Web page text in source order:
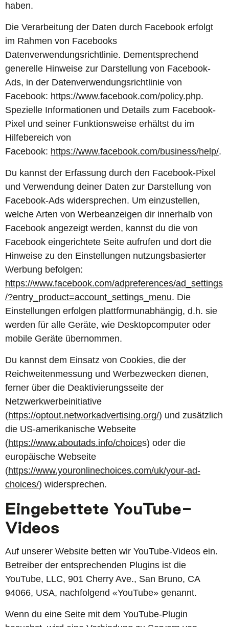
haben.
Die Verarbeitung der Daten durch Facebook erfolgt
im Rahmen von Facebooks
Datenverwendungsrichtlinie. Dementsprechend
generelle Hinweise zur Darstellung von Facebook-
Ads, in der Datenverwendungsrichtlinie von
Facebook: https://www.facebook.com/policy.php.
Spezielle Informationen und Details zum Facebook-
Pixel und seiner Funktionsweise erhältst du im
Hilfebereich von
Facebook: https://www.facebook.com/business/help/.
Du kannst der Erfassung durch den Facebook-Pixel
und Verwendung deiner Daten zur Darstellung von
Facebook-Ads widersprechen. Um einzustellen,
welche Arten von Werbeanzeigen dir innerhalb von
Facebook angezeigt werden, kannst du die von
Facebook eingerichtete Seite aufrufen und dort die
Hinweise zu den Einstellungen nutzungsbasierter
Werbung befolgen:
https://www.facebook.com/adpreferences/ad_settings
/?entry_product=account_settings_menu. Die
Einstellungen erfolgen plattformunabhängig, d.h. sie
werden für alle Geräte, wie Desktopcomputer oder
mobile Geräte übernommen.
Du kannst dem Einsatz von Cookies, die der
Reichweitenmessung und Werbezwecken dienen,
ferner über die Deaktivierungsseite der
Netzwerkwerbeinitiative
(https://optout.networkadvertising.org/) und zusätzlich
die US-amerikanische Webseite
(https://www.aboutads.info/choices) oder die
europäische Webseite
(https://www.youronlinechoices.com/uk/your-ad-
choices/) widersprechen.
Eingebettete YouTube-
Videos
Auf unserer Website betten wir YouTube-Videos ein.
Betreiber der entsprechenden Plugins ist die
YouTube, LLC, 901 Cherry Ave., San Bruno, CA
94066, USA, nachfolgend «YouTube» genannt.
Wenn du eine Seite mit dem YouTube-Plugin